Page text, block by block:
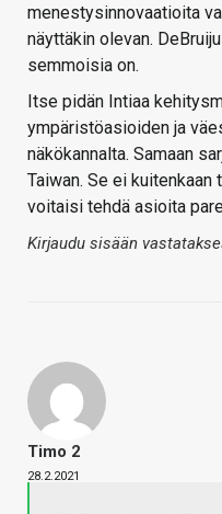
menestysinnovaatioita
näyttäkin olevan.
semmoisia on.
Itse pidän Intiaa
ympäristöasioiden ja
näkökannalta. Samaan
Taiwan. Se ei
voitaisi tehdä asioita
Kirjaudu sisään
Timo 2
28.2.2021